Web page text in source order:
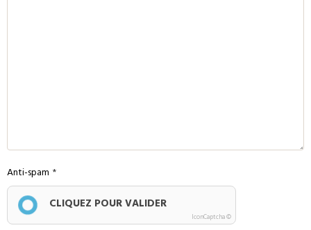
Anti-spam
CLIQUEZ POUR VALIDER
IconCaptcha ©